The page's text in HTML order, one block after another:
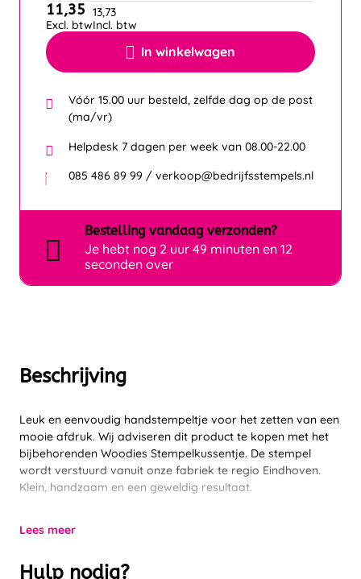
Beschrijving
Leuk en eenvoudig handstempeltje voor het zetten van een
mooie afdruk. Wij adviseren dit product te kopen met het
bijbehorenden Woodies Stempelkussentje. De stempel
wordt verstuurd vanuit onze fabriek te regio Eindhoven.
Klein, handzaam en een geweldig resultaat.
Lees meer
Hulp nodig?
In winkelwagen
11,35
Excl. btw
13,73
Incl. btw
Vóór 15.00 uur besteld, zelfde dag op de post
(ma/vr)
Helpdesk 7 dagen per week van 08.00-22.00
085 486 89 99 / verkoop@bedrijfsstempels.nl
Bestelling vandaag verzonden?
Je hebt nog 2 uur 49 minuten en 12
seconden over